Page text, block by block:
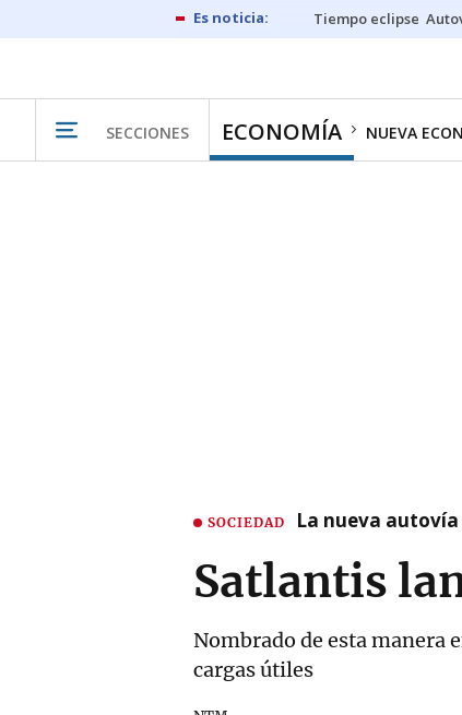
Tiempo eclipse
SECCIONES ECONOMÍA NUEVA
SOCIEDAD La nueva
Satlantis
Nombrado de esta manera
cargas útiles